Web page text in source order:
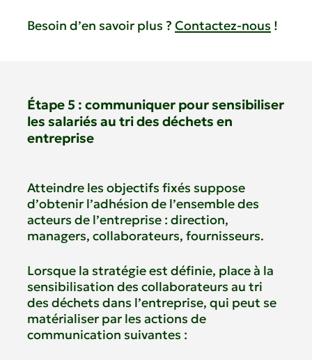
Besoin d’en savoir plus ?Contactez-nous !
Étape 5 : communiquer pour sensibiliser
les salariés au tri des déchets en
entreprise
Atteindre les objectifs fixés suppose
d’obtenir l’adhésion de l’ensemble des
acteurs de l’entreprise : direction,
managers, collaborateurs, fournisseurs.
Lorsque la stratégie est définie, place à la
sensibilisation des collaborateurs au tri
des déchets dans l’entreprise, qui peut se
matérialiser par les actions de
communication suivantes :